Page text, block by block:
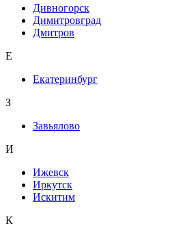
Дивногорск
Димитровград
Дмитров
Е
Екатеринбург
З
Завьялово
И
Ижевск
Иркутск
Искитим
К